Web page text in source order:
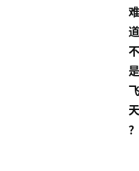
难
道
不
是
飞
天
？